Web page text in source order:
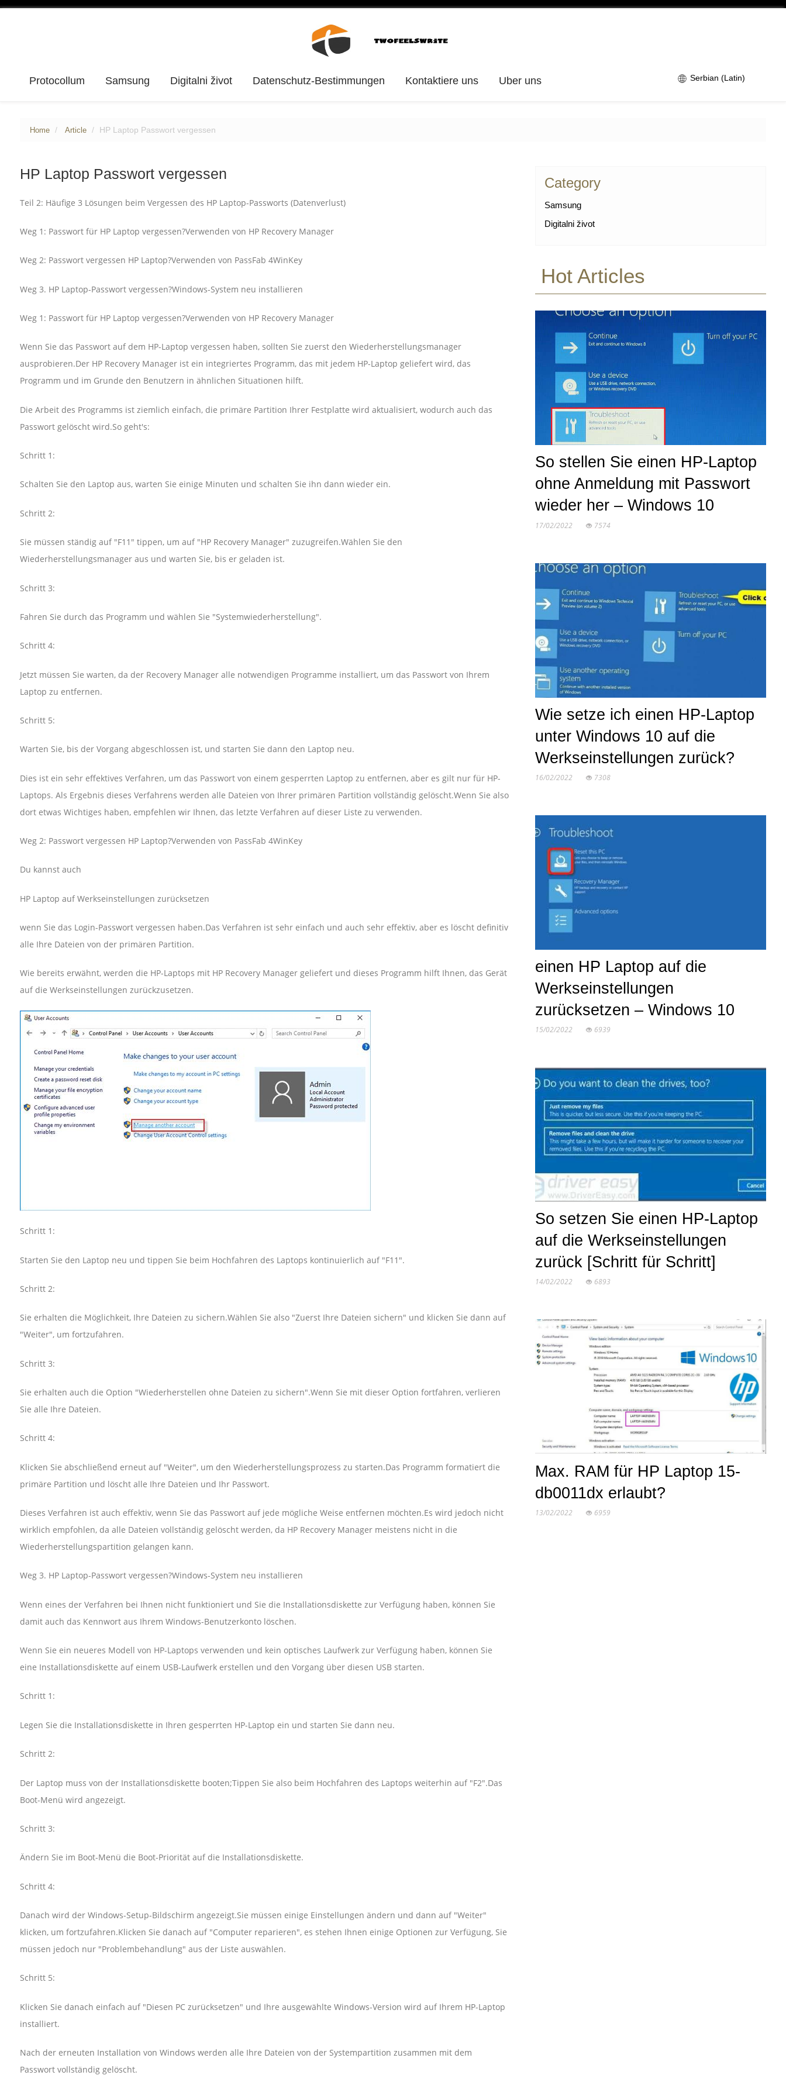
Protocollum Samsung Digitalni život Datenschutz-Bestimmungen Kontaktiere uns Uber uns Serbian (Latin)
Home Article HP Laptop Passwort vergessen
HP Laptop Passwort vergessen
Teil 2: Häufige 3 Lösungen beim Vergessen des HP Laptop-Passworts (Datenverlust)
Weg 1: Passwort für HP Laptop vergessen?Verwenden von HP Recovery Manager
Weg 2: Passwort vergessen HP Laptop?Verwenden von PassFab 4WinKey
Weg 3. HP Laptop-Passwort vergessen?Windows-System neu installieren
Weg 1: Passwort für HP Laptop vergessen?Verwenden von HP Recovery Manager
Wenn Sie das Passwort auf dem HP-Laptop vergessen haben, sollten Sie zuerst den Wiederherstellungsmanager
ausprobieren.Der HP Recovery Manager ist ein integriertes Programm, das mit jedem HP-Laptop geliefert wird, das
Programm und im Grunde den Benutzern in ähnlichen Situationen hilft.
Die Arbeit des Programms ist ziemlich einfach, die primäre Partition Ihrer Festplatte wird aktualisiert, wodurch auch das
Passwort gelöscht wird.So geht's:
Schritt 1:
Schalten Sie den Laptop aus, warten Sie einige Minuten und schalten Sie ihn dann wieder ein.
Schritt 2:
Sie müssen ständig auf "F11" tippen, um auf "HP Recovery Manager" zuzugreifen.Wählen Sie den
Wiederherstellungsmanager aus und warten Sie, bis er geladen ist.
Schritt 3:
Fahren Sie durch das Programm und wählen Sie "Systemwiederherstellung".
Schritt 4:
Jetzt müssen Sie warten, da der Recovery Manager alle notwendigen Programme installiert, um das Passwort von Ihrem
Laptop zu entfernen.
Schritt 5:
Warten Sie, bis der Vorgang abgeschlossen ist, und starten Sie dann den Laptop neu.
Dies ist ein sehr effektives Verfahren, um das Passwort von einem gesperrten Laptop zu entfernen, aber es gilt nur für HP-
Laptops. Als Ergebnis dieses Verfahrens werden alle Dateien von Ihrer primären Partition vollständig gelöscht.Wenn Sie also
dort etwas Wichtiges haben, empfehlen wir Ihnen, das letzte Verfahren auf dieser Liste zu verwenden.
Weg 2: Passwort vergessen HP Laptop?Verwenden von PassFab 4WinKey
Du kannst auch
HP Laptop auf Werkseinstellungen zurücksetzen
wenn Sie das Login-Passwort vergessen haben.Das Verfahren ist sehr einfach und auch sehr effektiv, aber es löscht definitiv
alle Ihre Dateien von der primären Partition.
Wie bereits erwähnt, werden die HP-Laptops mit HP Recovery Manager geliefert und dieses Programm hilft Ihnen, das Gerät
auf die Werkseinstellungen zurückzusetzen.
Schritt 1:
Starten Sie den Laptop neu und tippen Sie beim Hochfahren des Laptops kontinuierlich auf "F11".
Schritt 2:
Sie erhalten die Möglichkeit, Ihre Dateien zu sichern.Wählen Sie also "Zuerst Ihre Dateien sichern" und klicken Sie dann auf
"Weiter", um fortzufahren.
Schritt 3:
Sie erhalten auch die Option "Wiederherstellen ohne Dateien zu sichern".Wenn Sie mit dieser Option fortfahren, verlieren
Sie alle Ihre Dateien.
Schritt 4:
Klicken Sie abschließend erneut auf "Weiter", um den Wiederherstellungsprozess zu starten.Das Programm formatiert die
primäre Partition und löscht alle Ihre Dateien und Ihr Passwort.
Dieses Verfahren ist auch effektiv, wenn Sie das Passwort auf jede mögliche Weise entfernen möchten.Es wird jedoch nicht
wirklich empfohlen, da alle Dateien vollständig gelöscht werden, da HP Recovery Manager meistens nicht in die
Wiederherstellungspartition gelangen kann.
Weg 3. HP Laptop-Passwort vergessen?Windows-System neu installieren
Wenn eines der Verfahren bei Ihnen nicht funktioniert und Sie die Installationsdiskette zur Verfügung haben, können Sie
damit auch das Kennwort aus Ihrem Windows-Benutzerkonto löschen.
Wenn Sie ein neueres Modell von HP-Laptops verwenden und kein optisches Laufwerk zur Verfügung haben, können Sie
eine Installationsdiskette auf einem USB-Laufwerk erstellen und den Vorgang über diesen USB starten.
Schritt 1:
Legen Sie die Installationsdiskette in Ihren gesperrten HP-Laptop ein und starten Sie dann neu.
Schritt 2:
Der Laptop muss von der Installationsdiskette booten;Tippen Sie also beim Hochfahren des Laptops weiterhin auf "F2".Das
Boot-Menü wird angezeigt.
Schritt 3:
Ändern Sie im Boot-Menü die Boot-Priorität auf die Installationsdiskette.
Schritt 4:
Danach wird der Windows-Setup-Bildschirm angezeigt.Sie müssen einige Einstellungen ändern und dann auf "Weiter"
klicken, um fortzufahren.Klicken Sie danach auf "Computer reparieren", es stehen Ihnen einige Optionen zur Verfügung, Sie
müssen jedoch nur "Problembehandlung" aus der Liste auswählen.
Schritt 5:
Klicken Sie danach einfach auf "Diesen PC zurücksetzen" und Ihre ausgewählte Windows-Version wird auf Ihrem HP-Laptop
installiert.
Nach der erneuten Installation von Windows werden alle Ihre Dateien von der Systempartition zusammen mit dem
Passwort vollständig gelöscht.
Category
Samsung
Digitalni život
Hot Articles
So stellen Sie einen HP-Laptop
ohne Anmeldung mit Passwort
wieder her – Windows 10
17/02/2022 7574
Wie setze ich einen HP-Laptop
unter Windows 10 auf die
Werkseinstellungen zurück?
16/02/2022 7308
einen HP Laptop auf die
Werkseinstellungen
zurücksetzen – Windows 10
15/02/2022 6939
So setzen Sie einen HP-Laptop
auf die Werkseinstellungen
zurück [Schritt für Schritt]
14/02/2022 6893
Max. RAM für HP Laptop 15-
db0011dx erlaubt?
13/02/2022 6959